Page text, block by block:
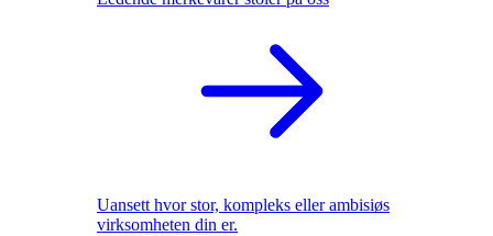
Uansett hvor stor, kompleks eller ambisiøs
virksomheten din er.